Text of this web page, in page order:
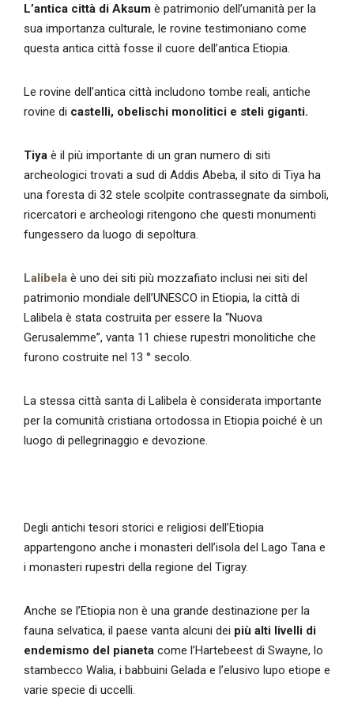
L’antica città di Aksum è patrimonio dell’umanità per la
sua importanza culturale, le rovine testimoniano come
questa antica città fosse il cuore dell’antica Etiopia.
Le rovine dell’antica città includono tombe reali, antiche
rovine di castelli, obelischi monolitici e steli giganti.
Tiya è il più importante di un gran numero di siti
archeologici trovati a sud di Addis Abeba, il sito di Tiya ha
una foresta di 32 stele scolpite contrassegnate da simboli,
ricercatori e archeologi ritengono che questi monumenti
fungessero da luogo di sepoltura.
Lalibela è uno dei siti più mozzafiato inclusi nei siti del
patrimonio mondiale dell’UNESCO in Etiopia, la città di
Lalibela è stata costruita per essere la “Nuova
Gerusalemme”, vanta 11 chiese rupestri monolitiche che
furono costruite nel 13 ° secolo.
La stessa città santa di Lalibela è considerata importante
per la comunità cristiana ortodossa in Etiopia poiché è un
luogo di pellegrinaggio e devozione.
Degli antichi tesori storici e religiosi dell’Etiopia
appartengono anche i monasteri dell’isola del Lago Tana e
i monasteri rupestri della regione del Tigray.
Anche se l’Etiopia non è una grande destinazione per la
fauna selvatica, il paese vanta alcuni dei più alti livelli di
endemismo del pianeta come l’Hartebeest di Swayne, lo
stambecco Walia, i babbuini Gelada e l’elusivo lupo etiope e
varie specie di uccelli.